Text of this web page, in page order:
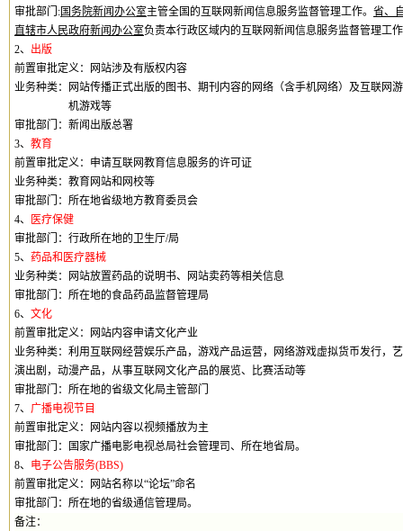
审批部门 :国务院新闻办公室主管全国的互联网新闻信息服务监督管理工作。 省、
直辖市人民政府新闻办公室负责本行政区域内的互联网新闻信息服务监督管理工
2、 出版
前置审批定义：
网站涉及有版权内容
业务种类：
网站传播正式出版的图书、期刊内容的网络（含手机网络）及互联网
机游戏等
审批部门：新闻出版总署
3、 教育
前置审批定义： 申请互联网教育信息服务的许可证
业务种类：教育网站和网校等
审批部门： 所在地省级地方教育委员会
4、
医疗保健
审批部门：行政所在地的卫生厅/局
5、 药品和医疗器械
业务种类：网站放置药品的说明书、网站卖药等相关信息
审批部门
：所在地的食品药品监督管理局
6、 文化
前置审批定义：网站内容申请文化产业
业务种类：利用互联网经营娱乐产品，游戏产品运营，网络游戏虚拟货币发行，
演出剧，动漫产品，从事互联网文化产品的展览、比赛活动等
审批部门：所在地的省级文化局主管部门
7、 广播电视节目
前置审批定义：网站内容以视频播放为主
审批部门：国家广播电影电视总局社会管理司、所在地省局。
8、 电子公告服务(BBS)
前置审批定义：网站名称以“论坛”命名
审批部门：所在地的省级通信管理局。
备注：